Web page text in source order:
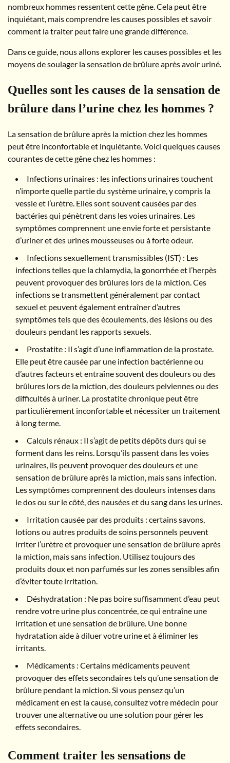
nombreux hommes ressentent cette gêne. Cela peut être
inquiétant, mais comprendre les causes possibles et savoir
comment la traiter peut faire une grande différence.
Dans ce guide, nous allons explorer les causes possibles et les
moyens de soulager la sensation de brûlure après avoir uriné.
Quelles sont les causes de la sensation de
brûlure dans l’urine chez les hommes ?
La sensation de brûlure après la miction chez les hommes
peut être inconfortable et inquiétante. Voici quelques causes
courantes de cette gêne chez les hommes :
Infections urinaires : les infections urinaires touchent
n’importe quelle partie du système urinaire, y compris la
vessie et l’urètre. Elles sont souvent causées par des
bactéries qui pénètrent dans les voies urinaires. Les
symptômes comprennent une envie forte et persistante
d’uriner et des urines mousseuses ou à forte odeur.
Infections sexuellement transmissibles (IST) : Les
infections telles que la chlamydia, la gonorrhée et l’herpès
peuvent provoquer des brûlures lors de la miction. Ces
infections se transmettent généralement par contact
sexuel et peuvent également entraîner d’autres
symptômes tels que des écoulements, des lésions ou des
douleurs pendant les rapports sexuels.
Prostatite : Il s’agit d’une inflammation de la prostate.
Elle peut être causée par une infection bactérienne ou
d’autres facteurs et entraîne souvent des douleurs ou des
brûlures lors de la miction, des douleurs pelviennes ou des
difficultés à uriner. La prostatite chronique peut être
particulièrement inconfortable et nécessiter un traitement
à long terme.
Calculs rénaux : Il s’agit de petits dépôts durs qui se
forment dans les reins. Lorsqu’ils passent dans les voies
urinaires, ils peuvent provoquer des douleurs et une
sensation de brûlure après la miction, mais sans infection.
Les symptômes comprennent des douleurs intenses dans
le dos ou sur le côté, des nausées et du sang dans les urines.
Irritation causée par des produits : certains savons,
lotions ou autres produits de soins personnels peuvent
irriter l’urètre et provoquer une sensation de brûlure après
la miction, mais sans infection. Utilisez toujours des
produits doux et non parfumés sur les zones sensibles afin
d’éviter toute irritation.
Déshydratation : Ne pas boire suffisamment d’eau peut
rendre votre urine plus concentrée, ce qui entraîne une
irritation et une sensation de brûlure. Une bonne
hydratation aide à diluer votre urine et à éliminer les
irritants.
Médicaments : Certains médicaments peuvent
provoquer des effets secondaires tels qu’une sensation de
brûlure pendant la miction. Si vous pensez qu’un
médicament en est la cause, consultez votre médecin pour
trouver une alternative ou une solution pour gérer les
effets secondaires.
Comment traiter les sensations de